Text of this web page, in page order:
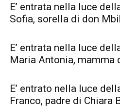
E’ entrata nella luce
Sofia, sorella di don
E’ entrata nella luce
Maria Antonia, mamma
E’ entrato nella luce
Franco, padre di Chiara